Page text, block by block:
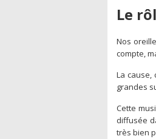
Le
Nos
compte,
La cause,
grandes
Cette
diffusée
très bien